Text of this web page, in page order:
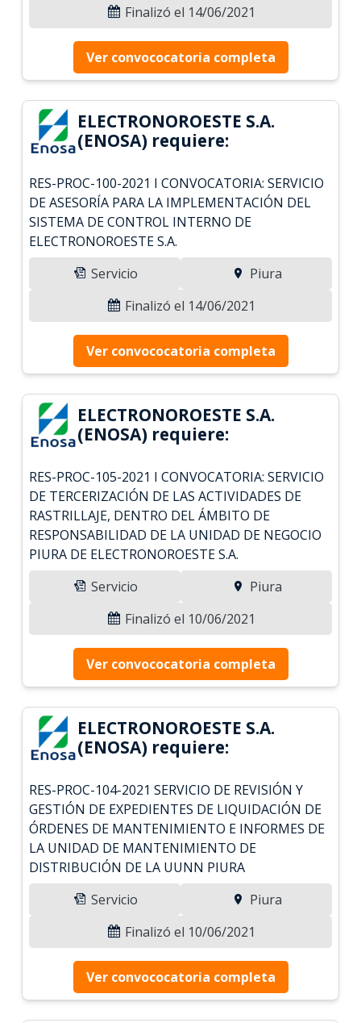
Finalizó el 14/06/2021
Ver convococatoria completa
ELECTRONOROESTE S.A.
(ENOSA) requiere:
RES-PROC-100-2021 I CONVOCATORIA: SERVICIO
DE ASESORÍA PARA LA IMPLEMENTACIÓN DEL
SISTEMA DE CONTROL INTERNO DE
ELECTRONOROESTE S.A.
Servicio
Piura
Finalizó el 14/06/2021
Ver convococatoria completa
ELECTRONOROESTE S.A.
(ENOSA) requiere:
RES-PROC-105-2021 I CONVOCATORIA: SERVICIO
DE TERCERIZACIÓN DE LAS ACTIVIDADES DE
RASTRILLAJE, DENTRO DEL ÁMBITO DE
RESPONSABILIDAD DE LA UNIDAD DE NEGOCIO
PIURA DE ELECTRONOROESTE S.A.
Servicio
Piura
Finalizó el 10/06/2021
Ver convococatoria completa
ELECTRONOROESTE S.A.
(ENOSA) requiere:
RES-PROC-104-2021 SERVICIO DE REVISIÓN Y
GESTIÓN DE EXPEDIENTES DE LIQUIDACIÓN DE
ÓRDENES DE MANTENIMIENTO E INFORMES DE
LA UNIDAD DE MANTENIMIENTO DE
DISTRIBUCIÓN DE LA UUNN PIURA
Servicio
Piura
Finalizó el 10/06/2021
Ver convococatoria completa